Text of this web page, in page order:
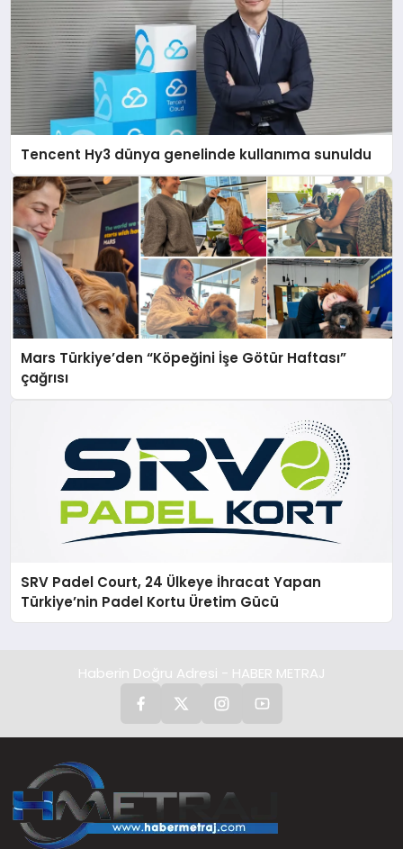
Tencent Hy3 dünya genelinde kullanıma sunuldu
Mars Türkiye’den “Köpeğini İşe Götür Haftası”
çağrısı
SRV Padel Court, 24 Ülkeye İhracat Yapan
Türkiye’nin Padel Kortu Üretim Gücü
Haberin Doğru Adresi - HABER METRAJ